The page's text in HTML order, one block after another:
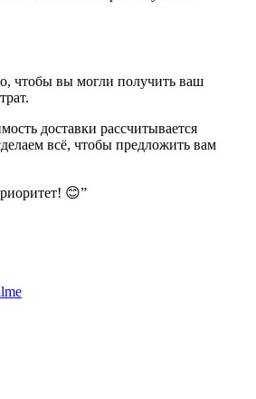
чтобы вы могли получить ваш
доставки рассчитывается
всё, чтобы предложить вам
😊”